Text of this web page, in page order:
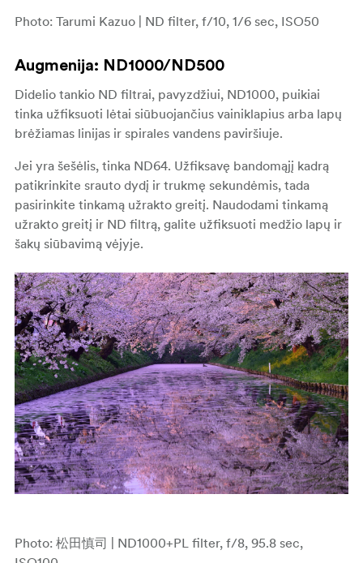
Photo: Tarumi Kazuo | ND filter, f/10, 1/6 sec, ISO50
Augmenija: ND1000/ND500
Didelio tankio ND filtrai, pavyzdžiui, ND1000, puikiai
tinka užfiksuoti lėtai siūbuojančius vainiklapius arba lapų
brėžiamas linijas ir spirales vandens paviršiuje.
Jei yra šešėlis, tinka ND64. Užfiksavę bandomąjį kadrą
patikrinkite srauto dydį ir trukmę sekundėmis, tada
pasirinkite tinkamą užrakto greitį. Naudodami tinkamą
užrakto greitį ir ND filtrą, galite užfiksuoti medžio lapų ir
šakų siūbavimą vėjyje.
Photo: 松田慎司 | ND1000+PL filter, f/8, 95.8 sec,